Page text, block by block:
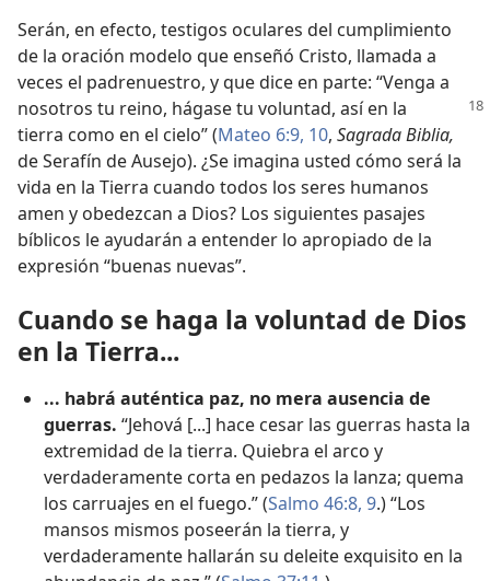
Serán, en efecto, testigos oculares del cumplimiento
de la oración modelo que enseñó Cristo, llamada a
veces el padrenuestro, y que dice en parte: “Venga a
nosotros tu reino, hágase tu voluntad, así en la
tierra como en el cielo” (Mateo 6:9, 10, Sagrada Biblia,
de Serafín de Ausejo). ¿Se imagina usted cómo será la
vida en la Tierra cuando todos los seres humanos
amen y obedezcan a Dios? Los siguientes pasajes
bíblicos le ayudarán a entender lo apropiado de la
expresión “buenas nuevas”.
Cuando se haga la voluntad de Dios
en la Tierra...
... habrá auténtica paz, no mera ausencia de
guerras. “Jehová [...] hace cesar las guerras hasta la
extremidad de la tierra. Quiebra el arco y
verdaderamente corta en pedazos la lanza; quema
los carruajes en el fuego.” (Salmo 46:8, 9.) “Los
mansos mismos poseerán la tierra, y
verdaderamente hallarán su deleite exquisito en la